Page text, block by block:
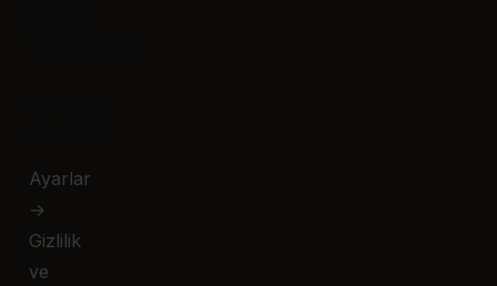
Ayarlar
→
Gizlilik
ve